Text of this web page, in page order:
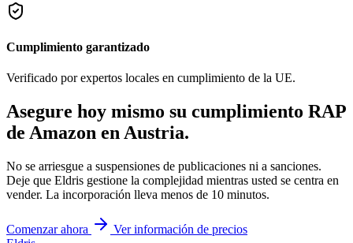
Cumplimiento garantizado
Verificado por expertos locales en cumplimiento de la UE.
Asegure hoy mismo su cumplimiento RAP
de Amazon enAustria.
No se arriesgue a suspensiones de publicaciones ni a sanciones.
Deje que Eldris gestione la complejidad mientras usted se centra en
vender. La incorporación lleva menos de 10 minutos.
Comenzar ahora
Ver información de precios